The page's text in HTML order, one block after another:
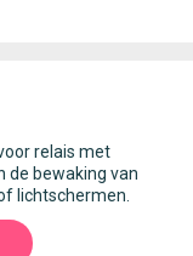
relais met
de bewaking van
lichtschermen.